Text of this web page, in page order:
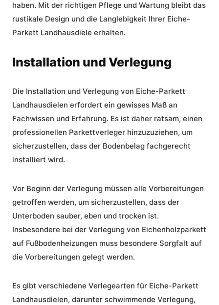
haben. Mit der richtigen Pflege und Wartung bleibt das
rustikale Design und die Langlebigkeit Ihrer Eiche-
Parkett Landhausdiele erhalten.
Installation und Verlegung
Die Installation und Verlegung von Eiche-Parkett
Landhausdielen erfordert ein gewisses Maß an
Fachwissen und Erfahrung. Es ist daher ratsam, einen
professionellen Parkettverleger hinzuzuziehen, um
sicherzustellen, dass der Bodenbelag fachgerecht
installiert wird.
Vor Beginn der Verlegung müssen alle Vorbereitungen
getroffen werden, um sicherzustellen, dass der
Unterboden sauber, eben und trocken ist.
Insbesondere bei der Verlegung von Eichenholzparkett
auf Fußbodenheizungen muss besondere Sorgfalt auf
die Vorbereitungen gelegt werden.
Es gibt verschiedene Verlegearten für Eiche-Parkett
Landhausdielen, darunter schwimmende Verlegung,